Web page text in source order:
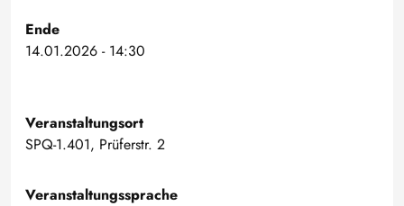
Ende
14.01.2026 - 14:30
Veranstaltungsort
SPQ-1.401, Prüferstr. 2
Veranstaltungssprache